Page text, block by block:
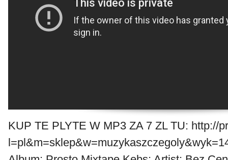
KUP TE PLYTE W MP3 ZA 7 ZL TU: http://